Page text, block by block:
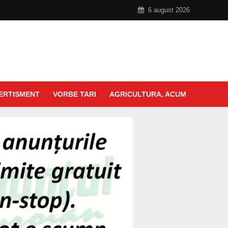
6 august 2026
VORBE TARI AGRICULTURA, ACUM